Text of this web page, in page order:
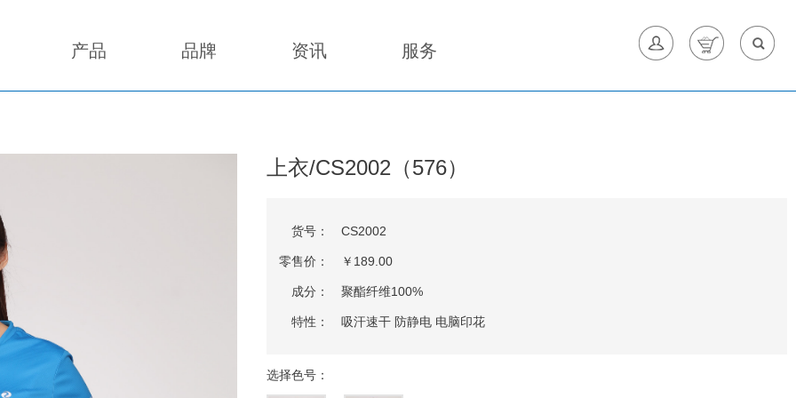
产品 品牌 资讯 服务
上衣/CS2002（576）
货号： CS2002
零售价： ￥189.00
成分： 聚酯纤维100%
特性： 吸汗速干 防静电 电脑印花
选择色号：